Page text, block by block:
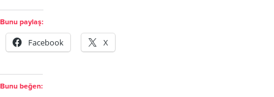
Bunu paylaş:
Facebook X
Bunu beğen: